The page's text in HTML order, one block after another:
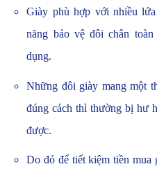
Giày phù hợp với nhiều
năng bảo vệ đôi chân
dụng.
Những đôi giày mang một
đúng cách thì thường bị hư
được.
Do đó để tiết kiệm tiền